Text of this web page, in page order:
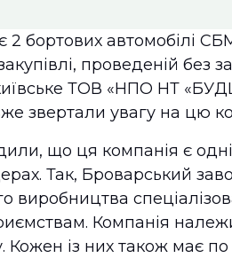
2 бортових автомобілі
проведеній без
ТОВ «НПО НТ
звертали увагу на цю
що ця компанія є
Так, Броварський
виробництва
Компанія
Кожен із них також має